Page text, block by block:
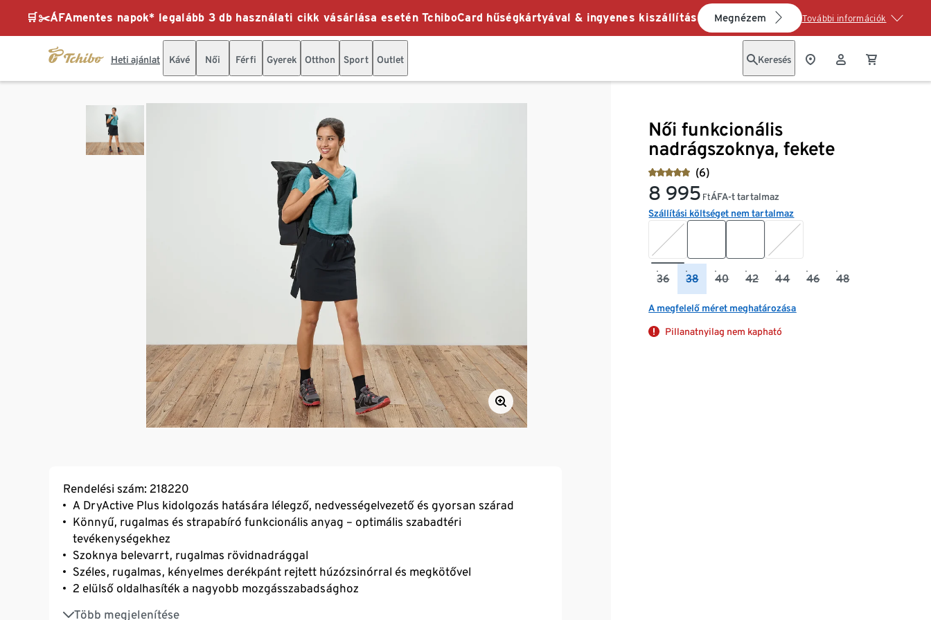
🛒✂️ÁFAmentes napok* legalább 3 db használati cikk vásárlása esetén TchiboCard hűségkártyával & ingyenes kiszállítás Megnézem További információk
Heti ajánlat Kávé Női Férfi Gyerek Otthon Sport Outlet Keresés
Női funkcionális
nadrágszoknya, fekete
(6)
8 995 FtÁFA-t tartalmaz
Szállítási költséget nem tartalmaz
36 38 40 42 44 46 48
A megfelelő méret meghatározása
Pillanatnyilag nem kapható
Rendelési szám: 218220
A DryActive Plus kidolgozás hatására lélegző, nedvességelvezető és gyorsan szárad
Könnyű, rugalmas és strapabíró funkcionális anyag – optimális szabadtéri
tevékenységekhez
Szoknya belevarrt, rugalmas rövidnadrággal
Széles, rugalmas, kényelmes derékpánt rejtett húzózsinórral és megkötővel
2 elülső oldalhasíték a nagyobb mozgásszabadsághoz
Több megjelenítése
1 cipzáras farzseb